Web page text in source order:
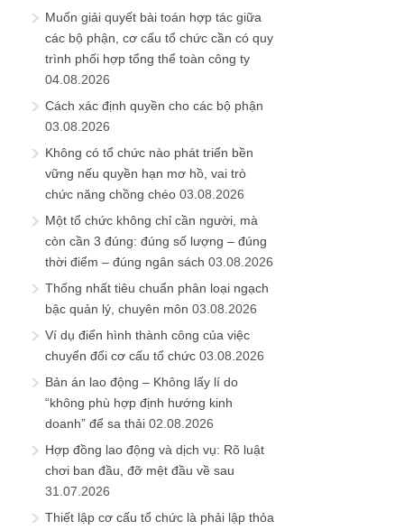
Muốn giải quyết bài toán hợp tác giữa
các bộ phận, cơ cấu tổ chức cần có quy
trình phối hợp tổng thể toàn công ty
04.08.2026
Cách xác định quyền cho các bộ phận
03.08.2026
Không có tổ chức nào phát triển bền
vững nếu quyền hạn mơ hồ, vai trò
chức năng chồng chéo 03.08.2026
Một tổ chức không chỉ cần người, mà
còn cần 3 đúng: đúng số lượng – đúng
thời điểm – đúng ngân sách 03.08.2026
Thống nhất tiêu chuẩn phân loại ngạch
bậc quản lý, chuyên môn 03.08.2026
Ví dụ điển hình thành công của việc
chuyển đổi cơ cấu tổ chức 03.08.2026
Bản án lao động – Không lấy lí do
“không phù hợp định hướng kinh
doanh” để sa thải 02.08.2026
Hợp đồng lao động và dịch vụ: Rõ luật
chơi ban đầu, đỡ mệt đầu về sau
31.07.2026
Thiết lập cơ cấu tổ chức là phải lập thỏa